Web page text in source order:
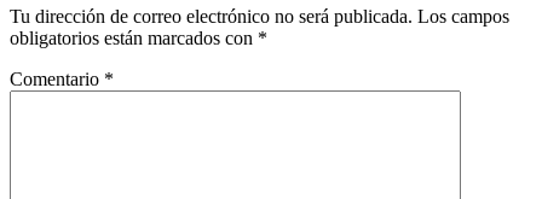
Tu dirección de correo electrónico no será publicada. Los campos
obligatorios están marcados con *
Comentario *